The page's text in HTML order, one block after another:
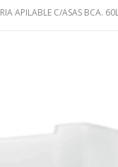
APILABLE C/ASAS BCA.